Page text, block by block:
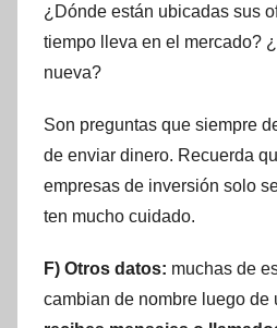
¿Dónde están ubicadas sus
tiempo lleva en el mercado?
nueva?
Son preguntas que siempre
de enviar dinero. Recuerda
empresas de inversión solo
ten mucho cuidado.
F) Otros datos: muchas de
cambian de nombre luego de